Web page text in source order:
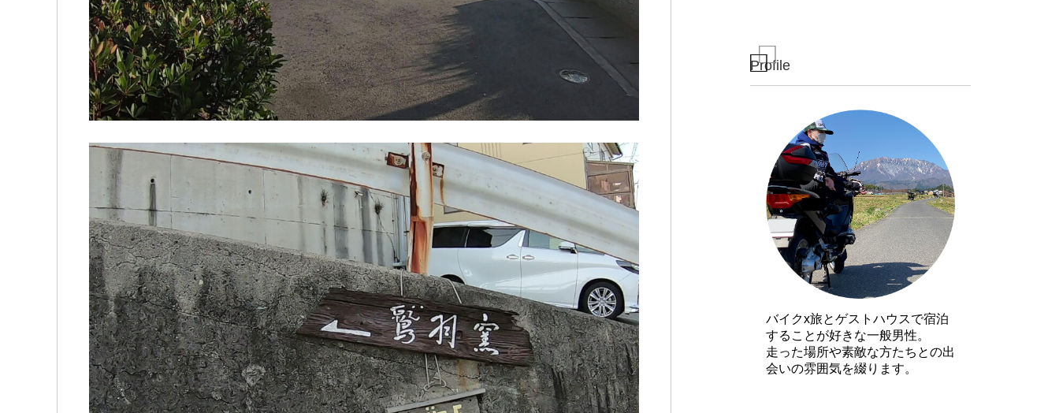
Profile
バイクx旅とゲストハウスで宿泊
することが好きな一般男性。
走った場所や素敵な方たちとの出
会いの雰囲気を綴ります。